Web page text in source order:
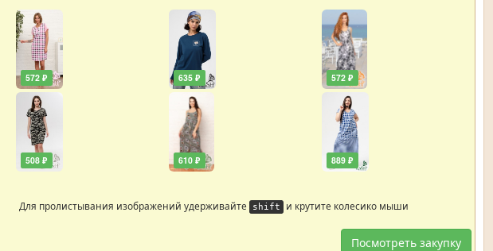
572 ₽
508 ₽
635 ₽
610 ₽
572 ₽
889 ₽
Для пролистывания изображений удерживайте shift и крутите колесико мыши
Посмотреть закупку